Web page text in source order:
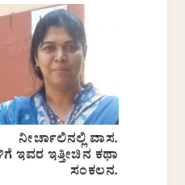
ನೀರ್ಚಾಲಿನಲ್ಲಿ ವಾಸ.
ಇತ್ತೀಚಿನ ಕಥಾ
ಸಂಕಲನ.